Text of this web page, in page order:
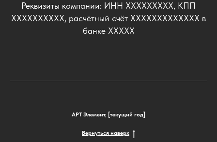
Реквизиты компании: ИНН ХХХХХХХХХ, КПП
ХХХХХХХХХХ, расчётный счёт ХХХХХХХХХХХХХ в
банке ХХХХХ
АРТ Элемент, [текущий год]
Вернуться наверх